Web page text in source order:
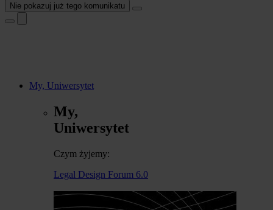
Nie pokazuj już tego komunikatu
My, Uniwersytet
My,
Uniwersytet
Czym żyjemy:
Legal Design Forum 6.0